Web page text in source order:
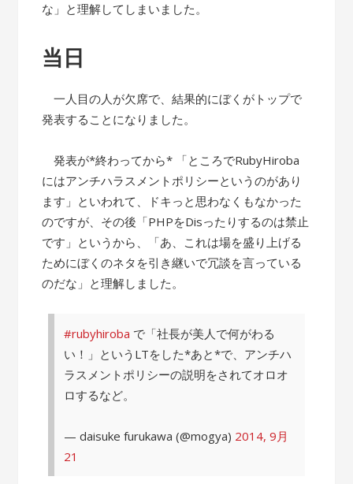
な」と理解してしまいました。
当日
一人目の人が欠席で、結果的にぼくがトップで
発表することになりました。
発表が*終わってから* 「ところでRubyHiroba
にはアンチハラスメントポリシーというのがあり
ます」といわれて、ドキっと思わなくもなかった
のですが、その後「PHPをDisったりするのは禁止
です」というから、「あ、これは場を盛り上げる
ためにぼくのネタを引き継いで冗談を言っている
のだな」と理解しました。
#rubyhiroba で「社長が美人で何がわる
い！」というLTをした*あと*で、アンチハ
ラスメントポリシーの説明をされてオロオ
ロするなど。
— daisuke furukawa (@mogya) 2014, 9月
21